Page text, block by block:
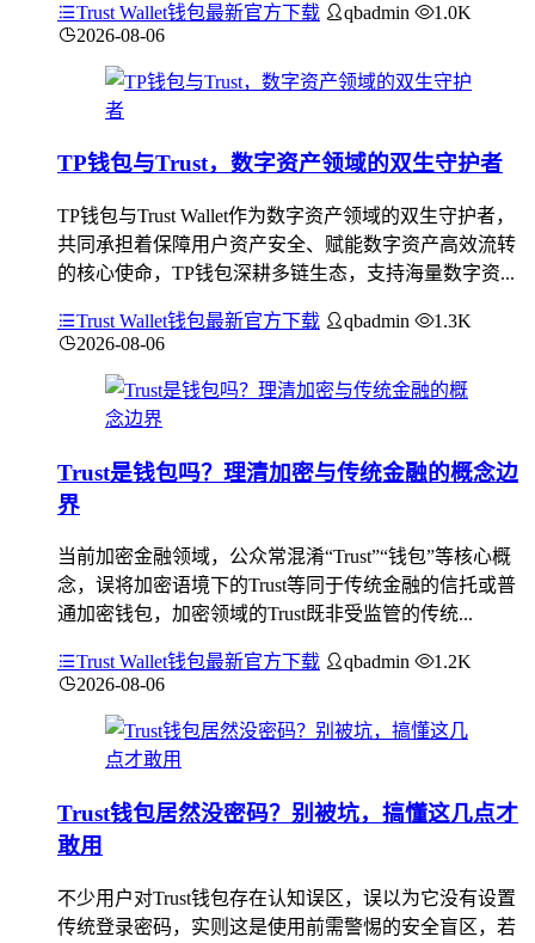
Trust Wallet钱包最新官方下载 qbadmin
1.0K
2026-08-06
TP钱包与Trust，数字资产领域的双生守护者
TP钱包与Trust Wallet作为数字资产领域的双生守护者，
共同承担着保障用户资产安全、赋能数字资产高效流转
的核心使命，TP钱包深耕多链生态，支持海量数字资...
Trust Wallet钱包最新官方下载 qbadmin
1.3K
2026-08-06
Trust是钱包吗？理清加密与传统金融的概念边
界
当前加密金融领域，公众常混淆“Trust”“钱包”等核心概
念，误将加密语境下的Trust等同于传统金融的信托或普
通加密钱包，加密领域的Trust既非受监管的传统...
Trust Wallet钱包最新官方下载 qbadmin
1.2K
2026-08-06
Trust钱包居然没密码？别被坑，搞懂这几点才
敢用
不少用户对Trust钱包存在认知误区，误以为它没有设置
传统登录密码，实则这是使用前需警惕的安全盲区，若